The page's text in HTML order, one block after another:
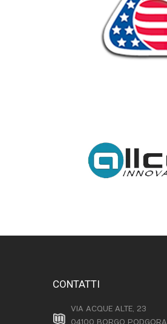
CONTATTI
VIA ACQUE ALTE, 23
04100 BORGO PODGORA